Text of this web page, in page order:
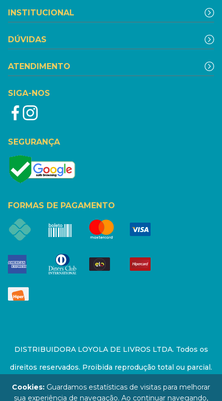
INSTITUCIONAL
DÚVIDAS
ATENDIMENTO
SIGA-NOS
SEGURANÇA
FORMAS DE PAGAMENTO
DISTRIBUIDORA LOYOLA DE LIVROS LTDA. Todos os
direitos reservados. Proibida reprodução total ou parcial.
Preços e estoque sujeito a alterações sem aviso prévio.
Cookies: Guardamos estatísticas de visitas para melhorar
sua experiência de navegação. Ao continuar navegando,